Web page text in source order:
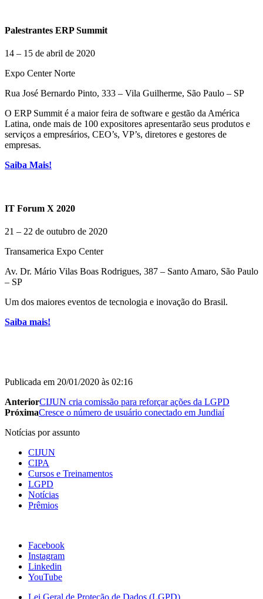
Palestrantes ERP Summit
14 – 15 de abril de 2020
Expo Center Norte
Rua José Bernardo Pinto, 333 – Vila Guilherme, São Paulo – SP
O ERP Summit é a maior feira de software e gestão da América
Latina, onde mais de 100 expositores apresentarão seus produtos e
serviços a empresários, CEO’s, VP’s, diretores e gestores de
empresas.
Saiba Mais!
IT Forum X 2020
21 – 22 de outubro de 2020
Transamerica Expo Center
Av. Dr. Mário Vilas Boas Rodrigues, 387 – Santo Amaro, São Paulo
– SP
Um dos maiores eventos de tecnologia e inovação do Brasil.
Saiba mais!
Publicada em 20/01/2020 às 02:16
AnteriorCIJUN cria comissão para reforçar ações da LGPD
PróximaCresce o número de usuário conectado em Jundiaí
Notícias por assunto
CIJUN
CIPA
Cursos e Treinamentos
LGPD
Notícias
Prêmios
Facebook
Instagram
Linkedin
YouTube
Lei Geral de Proteção de Dados (LGPD)